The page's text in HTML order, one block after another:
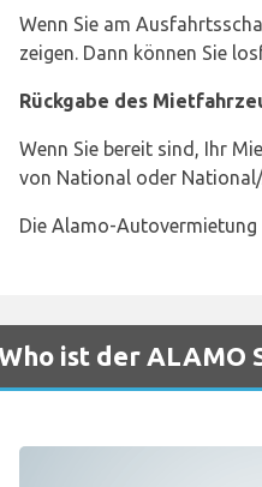
Wenn Sie am
zeigen. Dann können Sie
Rückgabe des
Wenn Sie bereit sind, Ihr
von National oder
Die Alamo-
ist der ALAMO